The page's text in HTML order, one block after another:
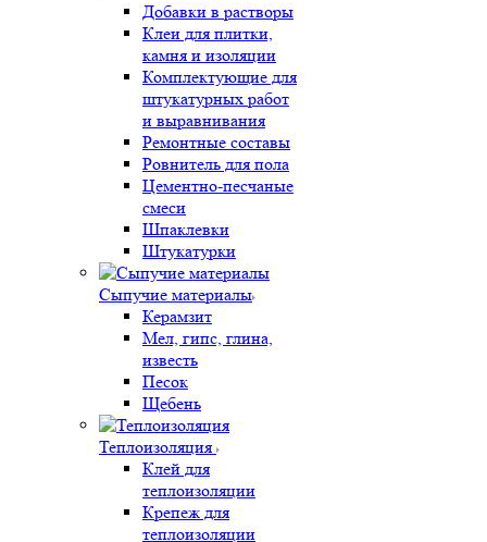
Добавки в растворы
Клеи для плитки,
камня и изоляции
Комплектующие для
штукатурных работ
и выравнивания
Ремонтные составы
Ровнитель для пола
Цементно-песчаные
смеси
Шпаклевки
Штукатурки
Сыпучие материалы
Керамзит
Мел, гипс, глина,
известь
Песок
Щебень
Теплоизоляция
Клей для
теплоизоляции
Крепеж для
теплоизоляции